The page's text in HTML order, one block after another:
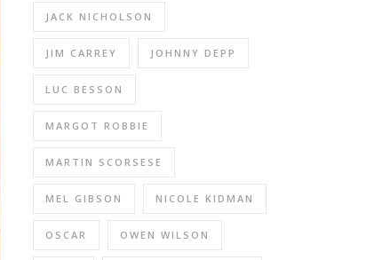
JACK NICHOLSON
JIM CARREY JOHNNY DEPP
LUC BESSON
MARGOT ROBBIE
MARTIN SCORSESE
MEL GIBSON NICOLE KIDMAN
OSCAR OWEN WILSON